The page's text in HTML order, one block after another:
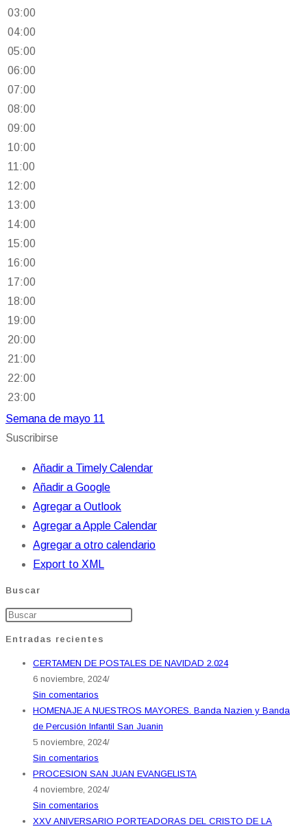
03:00
04:00
05:00
06:00
07:00
08:00
09:00
10:00
11:00
12:00
13:00
14:00
15:00
16:00
17:00
18:00
19:00
20:00
21:00
22:00
23:00
Semana de mayo 11
Suscribirse
Añadir a Timely Calendar
Añadir a Google
Agregar a Outlook
Agregar a Apple Calendar
Agregar a otro calendario
Export to XML
Buscar
Entradas recientes
CERTAMEN DE POSTALES DE NAVIDAD 2.024
6 noviembre, 2024/
Sin comentarios
HOMENAJE A NUESTROS MAYORES. Banda Nazien y Banda
de Percusión Infantil San Juanin
5 noviembre, 2024/
Sin comentarios
PROCESION SAN JUAN EVANGELISTA
4 noviembre, 2024/
Sin comentarios
XXV ANIVERSARIO PORTEADORAS DEL CRISTO DE LA